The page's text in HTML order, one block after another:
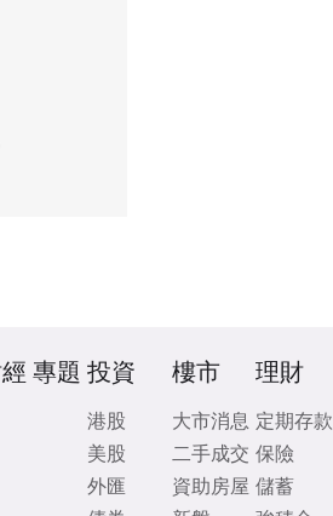
專題 投資
港股
美股
外匯
樓市
大市消息
二手成交
資助房屋
理財
定期存款
保險
儲蓄